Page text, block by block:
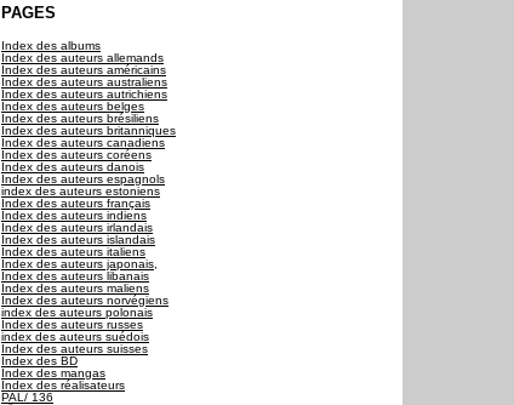
PAGES
Index des albums
Index des auteurs allemands
Index des auteurs américains
Index des auteurs australiens
Index des auteurs autrichiens
Index des auteurs belges
Index des auteurs brésiliens
Index des auteurs britanniques
Index des auteurs canadiens
Index des auteurs coréens
Index des auteurs danois
Index des auteurs espagnols
index des auteurs estoniens
Index des auteurs français
Index des auteurs indiens
Index des auteurs irlandais
Index des auteurs islandais
Index des auteurs italiens
Index des auteurs japonais,
Index des auteurs libanais
Index des auteurs maliens
Index des auteurs norvégiens
index des auteurs polonais
Index des auteurs russes
index des auteurs suédois
Index des auteurs suisses
Index des BD
Index des mangas
Index des réalisateurs
PAL/ 136